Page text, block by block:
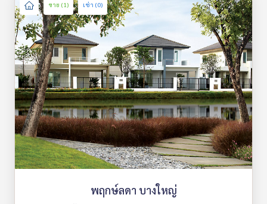
ขาย (1) เช่า (0)
พฤกษ์ลดา บางใหญ่